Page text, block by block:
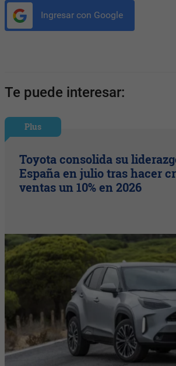
Ingresar con Google
Te puede interesar:
Plus
Toyota consolida su
España en julio tras hacer
ventas un 10% en 2026